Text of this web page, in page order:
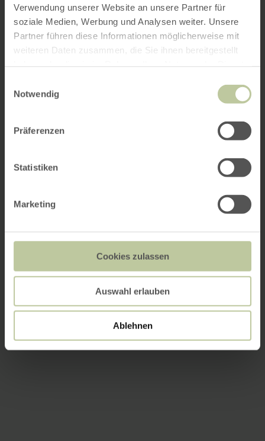
Verwendung unserer Website an unsere Partner für
soziale Medien, Werbung und Analysen weiter. Unsere
Partner führen diese Informationen möglicherweise mit
weiteren Daten zusammen, die Sie ihnen bereitgestellt
Notwendig
Präferenzen
Statistiken
Marketing
Cookies zulassen
Auswahl erlauben
Ablehnen